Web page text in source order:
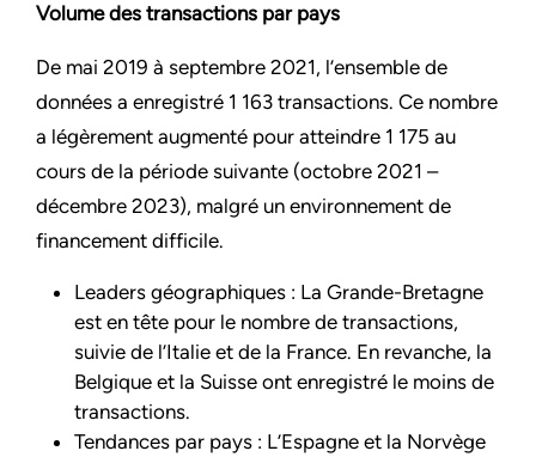
Volume des transactions par pays
De mai 2019 à septembre 2021, l’ensemble de
données a enregistré 1 163 transactions. Ce nombre
a légèrement augmenté pour atteindre 1 175 au
cours de la période suivante (octobre 2021 –
décembre 2023), malgré un environnement de
financement difficile.
Leaders géographiques : La Grande-Bretagne
est en tête pour le nombre de transactions,
suivie de l’Italie et de la France. En revanche, la
Belgique et la Suisse ont enregistré le moins de
transactions.
Tendances par pays : L’Espagne et la Norvège